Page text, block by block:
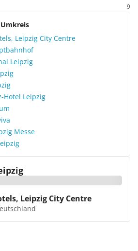
9
Leipzig City Centre
Leipzig
Hotel Leipzig
Messe
Leipzig City Centre